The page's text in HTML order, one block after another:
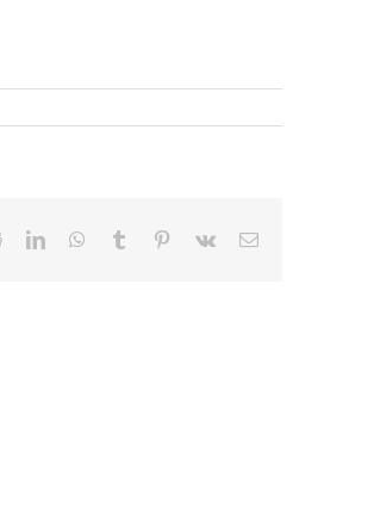
RedditLinkedInWhatsApp
Tumblr Pinterest
Vk
E-